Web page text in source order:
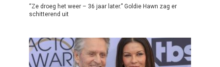
“Ze droeg het weer – 36 jaar later.” Goldie Hawn zag er
schitterend uit